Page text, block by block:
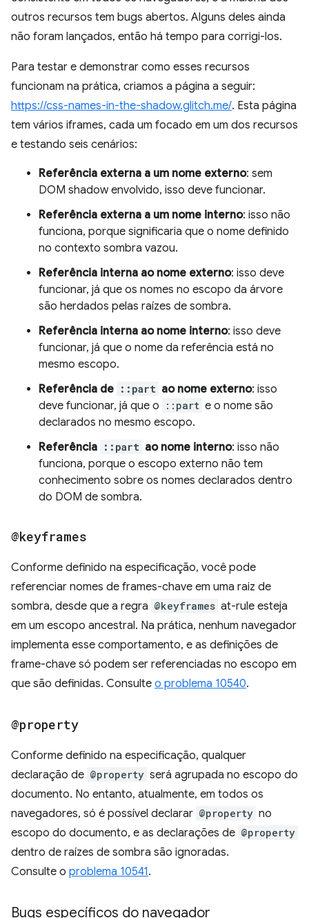
outros recursos tem bugs abertos. Alguns deles ainda
não foram lançados, então há tempo para corrigi-los.
Para testar e demonstrar como esses recursos
funcionam na prática, criamos a página a seguir:
https://css-names-in-the-shadow.glitch.me/. Esta página
tem vários iframes, cada um focado em um dos recursos
e testando seis cenários:
Referência externa a um nome externo: sem
DOM shadow envolvido, isso deve funcionar.
Referência externa a um nome interno: isso não
funciona, porque significaria que o nome definido
no contexto sombra vazou.
Referência interna ao nome externo: isso deve
funcionar, já que os nomes no escopo da árvore
são herdados pelas raízes de sombra.
Referência interna ao nome interno: isso deve
funcionar, já que o nome da referência está no
mesmo escopo.
Referência de ::part ao nome externo: isso
deve funcionar, já que o
::part e o nome são
declarados no mesmo escopo.
Referência ::part ao nome interno: isso não
funciona, porque o escopo externo não tem
conhecimento sobre os nomes declarados dentro
do DOM de sombra.
@keyframes
Conforme definido na especificação, você pode
referenciar nomes de frames-chave em uma raiz de
sombra, desde que a regra @keyframes at-rule esteja
em um escopo ancestral. Na prática, nenhum navegador
implementa esse comportamento, e as definições de
frame-chave só podem ser referenciadas no escopo em
que são definidas. Consulte o problema 10540.
@property
Conforme definido na especificação, qualquer
declaração de @property será agrupada no escopo do
documento. No entanto, atualmente, em todos os
navegadores, só é possível declarar @property no
escopo do documento, e as declarações de @property
dentro de raízes de sombra são ignoradas.
Consulte o problema 10541.
Bugs específicos do navegador